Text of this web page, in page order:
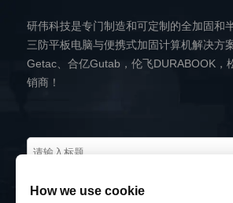
研伟科技是专门制造和可定制的全加固和
三防平板电脑与便携式加固计算机解决方
Getac、合亿Gutab，伦飞DURABOOK，
销商！
How we use cookie